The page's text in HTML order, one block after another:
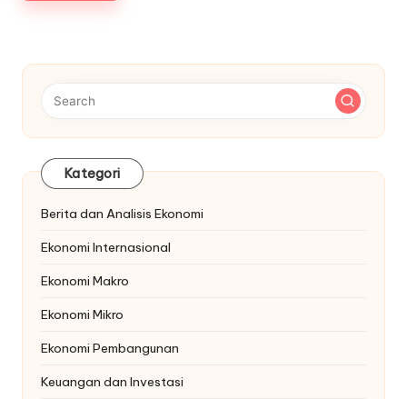
Kategori
Berita dan Analisis Ekonomi
Ekonomi Internasional
Ekonomi Makro
Ekonomi Mikro
Ekonomi Pembangunan
Keuangan dan Investasi